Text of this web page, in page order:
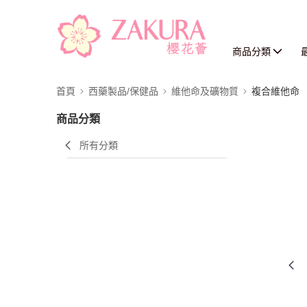
商品分類
首頁 西藥製品/保健品 維他命及礦物質 複合維他命
商品分類
所有分類